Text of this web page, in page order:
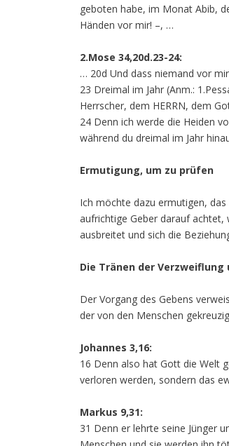
geboten habe, im Monat Abib,
Händen vor mir! –, …
2.Mose 34,20d.23-24:
… 20d Und dass niemand vor
23 Dreimal im Jahr (Anm.:
Herrscher, dem HERRN, dem
24 Denn ich werde die Heiden
während du dreimal im Jahr
Ermutigung, um zu prüfen
Ich möchte dazu ermutigen,
aufrichtige Geber darauf achtet,
ausbreitet und sich die
Die Tränen der
Der Vorgang des Gebens
der von den Menschen
Johannes 3,16:
16 Denn also hat Gott die Welt
verloren werden, sondern das
Markus 9,31:
31 Denn er lehrte seine Jünger